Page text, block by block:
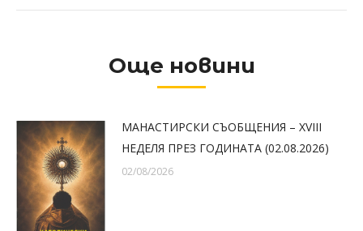
Още новини
МАНАСТИРСКИ СЪОБЩЕНИЯ – XVIII
НЕДЕЛЯ ПРЕЗ ГОДИНАТА (02.08.2026)
02/08/2026